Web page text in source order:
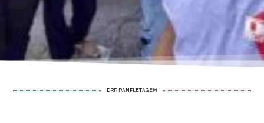
DRP PANFLETAGEM